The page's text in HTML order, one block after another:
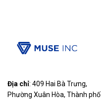
Địa chỉ: 409 Hai Bà Trưng,
Phường Xuân Hòa, Thành phố